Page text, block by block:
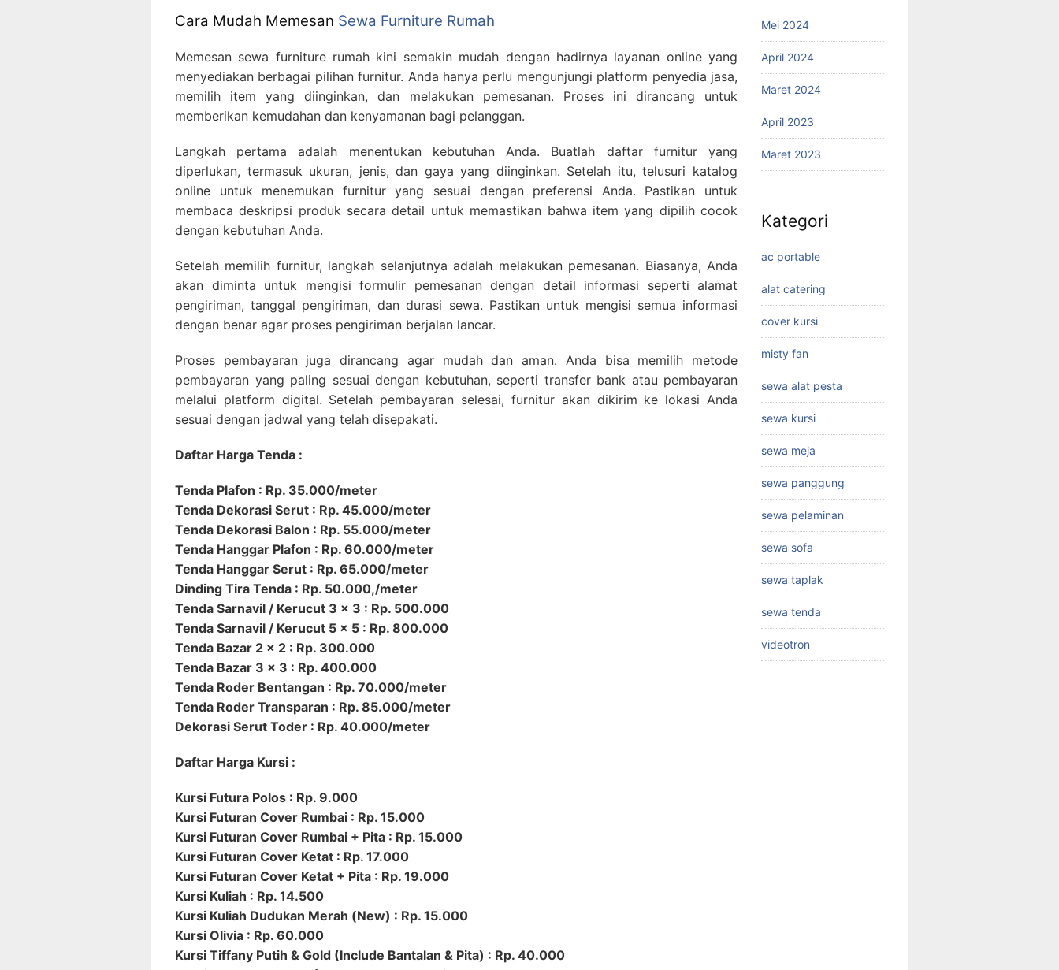
Cara Mudah Memesan Sewa Furniture Rumah
Memesan sewa furniture rumah kini semakin mudah dengan hadirnya layanan online yang
menyediakan berbagai pilihan furnitur. Anda hanya perlu mengunjungi platform penyedia jasa,
memilih item yang diinginkan, dan melakukan pemesanan. Proses ini dirancang untuk
memberikan kemudahan dan kenyamanan bagi pelanggan.
Langkah pertama adalah menentukan kebutuhan Anda. Buatlah daftar furnitur yang
diperlukan, termasuk ukuran, jenis, dan gaya yang diinginkan. Setelah itu, telusuri katalog
online untuk menemukan furnitur yang sesuai dengan preferensi Anda. Pastikan untuk
membaca deskripsi produk secara detail untuk memastikan bahwa item yang dipilih cocok
dengan kebutuhan Anda.
Setelah memilih furnitur, langkah selanjutnya adalah melakukan pemesanan. Biasanya, Anda
akan diminta untuk mengisi formulir pemesanan dengan detail informasi seperti alamat
pengiriman, tanggal pengiriman, dan durasi sewa. Pastikan untuk mengisi semua informasi
dengan benar agar proses pengiriman berjalan lancar.
Proses pembayaran juga dirancang agar mudah dan aman. Anda bisa memilih metode
pembayaran yang paling sesuai dengan kebutuhan, seperti transfer bank atau pembayaran
melalui platform digital. Setelah pembayaran selesai, furnitur akan dikirim ke lokasi Anda
sesuai dengan jadwal yang telah disepakati.
Daftar Harga Tenda :
Tenda Plafon : Rp. 35.000/meter
Tenda Dekorasi Serut : Rp. 45.000/meter
Tenda Dekorasi Balon : Rp. 55.000/meter
Tenda Hanggar Plafon : Rp. 60.000/meter
Tenda Hanggar Serut : Rp. 65.000/meter
Dinding Tira Tenda : Rp. 50.000,/meter
Tenda Sarnavil / Kerucut 3 x 3 : Rp. 500.000
Tenda Sarnavil / Kerucut 5 x 5 : Rp. 800.000
Tenda Bazar 2 x 2 : Rp. 300.000
Tenda Bazar 3 x 3 : Rp. 400.000
Tenda Roder Bentangan : Rp. 70.000/meter
Tenda Roder Transparan : Rp. 85.000/meter
Dekorasi Serut Toder : Rp. 40.000/meter
Daftar Harga Kursi :
Kursi Futura Polos : Rp. 9.000
Kursi Futuran Cover Rumbai : Rp. 15.000
Kursi Futuran Cover Rumbai + Pita : Rp. 15.000
Kursi Futuran Cover Ketat : Rp. 17.000
Kursi Futuran Cover Ketat + Pita : Rp. 19.000
Kursi Kuliah : Rp. 14.500
Kursi Kuliah Dudukan Merah (New) : Rp. 15.000
Kursi Olivia : Rp. 60.000
Kursi Tiffany Putih & Gold (Include Bantalan & Pita) : Rp. 40.000
Mei 2024
April 2024
Maret 2024
April 2023
Maret 2023
Kategori
ac portable
alat catering
cover kursi
misty fan
sewa alat pesta
sewa kursi
sewa meja
sewa panggung
sewa pelaminan
sewa sofa
sewa taplak
sewa tenda
videotron